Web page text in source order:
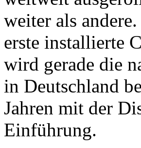
weiter als
erste installierte
wird gerade die
in Deutschland
Jahren mit der
Einführung.